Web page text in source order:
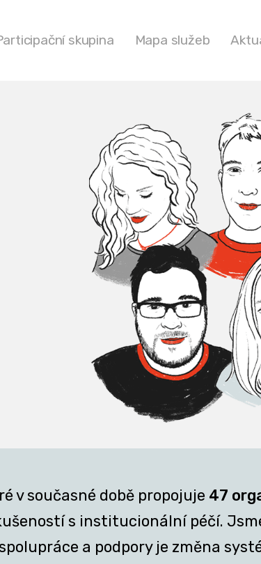
skupina Mapa služeb
v současné době propojuje 47
s institucionální péčí.
a podpory je změna